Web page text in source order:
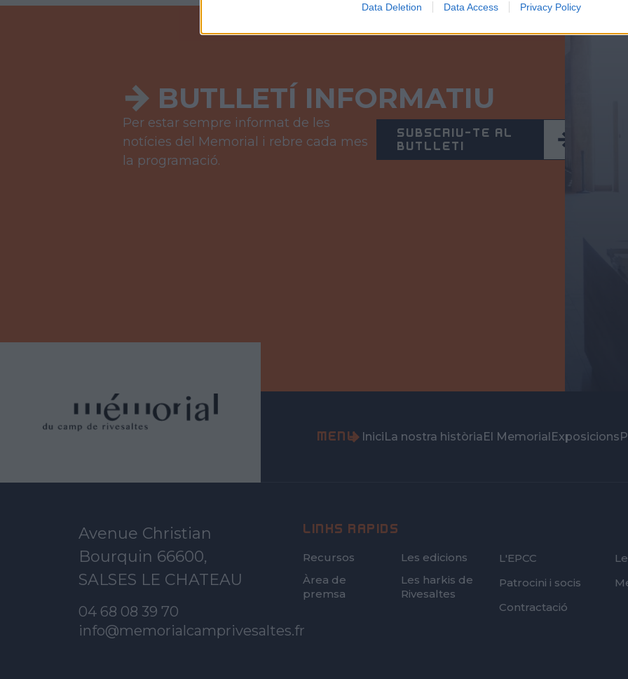
Data Deletion Data Access Privacy Policy
BUTLLETÍ INFORMATIU
Per estar sempre informat de les
notícies del Memorial i rebre cada mes
la programació.
SUBSCRIU-TE AL
BUTLLETÍ
MENÚ IniciLa nostra històriaEl MemorialExposicions
Avenue Christian
Bourquin 66600,
SALSES LE CHATEAU
04 68 08 39 70
info@memorialcamprivesaltes.fr
LINKS RÀPIDS
Recursos
Les edicions
Àrea de
premsa
Les harkis de
Rivesaltes
FOOTER
L'EPCC
Patrocini i socis
Contractació